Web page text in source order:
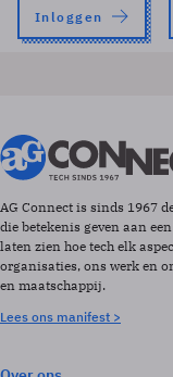
Inloggen
AG Connect is sinds 1967
die betekenis geven aan
laten zien hoe tech elk
organisaties, ons werk en
en maatschappij.
Lees ons manifest >